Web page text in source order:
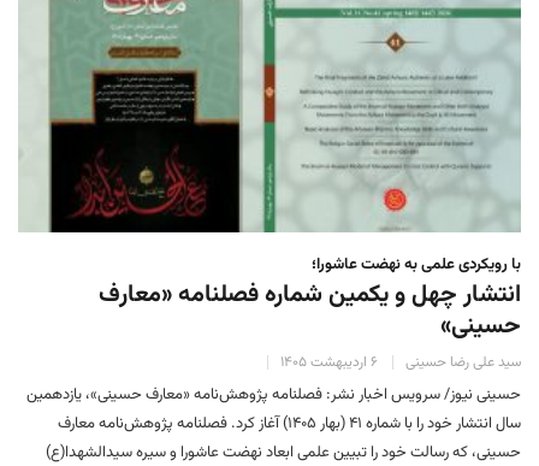
با رویکردی علمی به نهضت عاشورا؛
انتشار چهل و یکمین شماره فصلنامه «معارف
حسینی»
سید علی رضا حسینی ۶ اردیبهشت ۱۴۰۵
حسینی نیوز/ سرویس اخبار نشر: فصلنامه پژوهش‌نامه «معارف حسینی»، یازدهمین
سال انتشار خود را با شماره ۴۱ (بهار ۱۴۰۵) آغاز کرد. ‏‏فصلنامه پژوهش‌نامه معارف
حسینی، که رسالت خود را تبیین علمی ابعاد نهضت عاشورا و سیره سیدالشهدا(ع)